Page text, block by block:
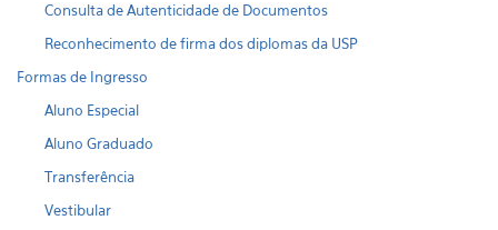
Consulta de Autenticidade de Documentos
Reconhecimento de firma dos diplomas da USP
Formas de Ingresso
Aluno Especial
Aluno Graduado
Transferência
Vestibular